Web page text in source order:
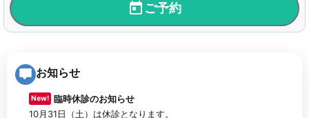
ご予約
お知らせ
New! 臨時休診のお知らせ
10月31日（土）は休診となります。